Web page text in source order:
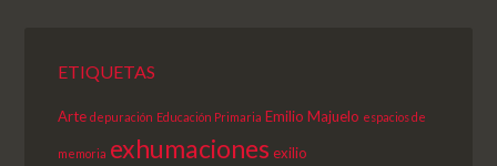
ETIQUETAS
Arte depuración Educación Primaria Emilio Majuelo espacios de
memoria exhumaciones exilio